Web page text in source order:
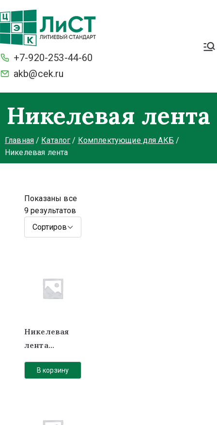
+7-920-253-44-60
akb@cek.ru
Никелевая лента
Главная Каталог
Комплектующие для АКБ
Никелевая лента
Показаны все
9 результатов
Никелевая
лента
0.2х30х21,5
В корзину